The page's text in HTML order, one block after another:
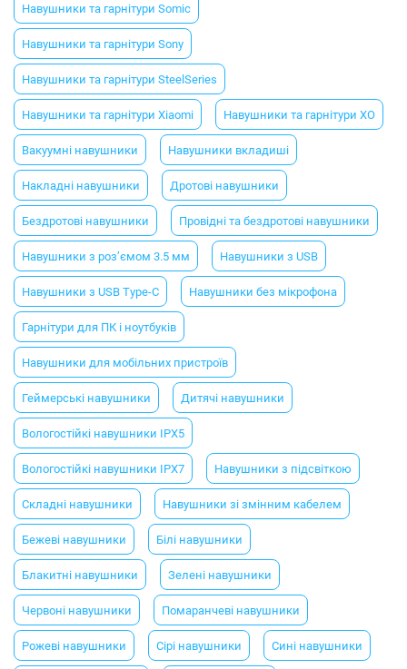
Навушники та гарнітури Somic
Навушники та гарнітури Sony
Навушники та гарнітури SteelSeries
Навушники та гарнітури Xiaomi Навушники та гарнітури XO
Вакуумні навушники Навушники вкладиші
Накладні навушники Дротові навушники
Бездротові навушники Провідні та бездротові навушники
Навушники з роз’ємом 3.5 мм Навушники з USB
Навушники з USB Type-C Навушники без мікрофона
Гарнітури для ПК і ноутбуків
Навушники для мобільних пристроїв
Геймерські навушники Дитячі навушники
Вологостійкі навушники IPX5
Вологостійкі навушники IPX7 Навушники з підсвіткою
Складні навушники Навушники зі змінним кабелем
Бежеві навушники Білі навушники
Блакитні навушники Зелені навушники
Червоні навушники Помаранчеві навушники
Рожеві навушники Сірі навушники Сині навушники